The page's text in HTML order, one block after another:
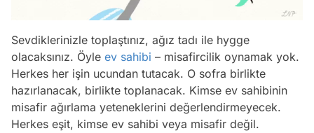
Sevdiklerinizle toplaştınız, ağız tadı ile hygge
olacaksınız. Öyle ev sahibi – misafircilik oynamak yok.
Herkes her işin ucundan tutacak. O sofra birlikte
hazırlanacak, birlikte toplanacak. Kimse ev sahibinin
misafir ağırlama yeteneklerini değerlendirmeyecek.
Herkes eşit, kimse ev sahibi veya misafir değil.